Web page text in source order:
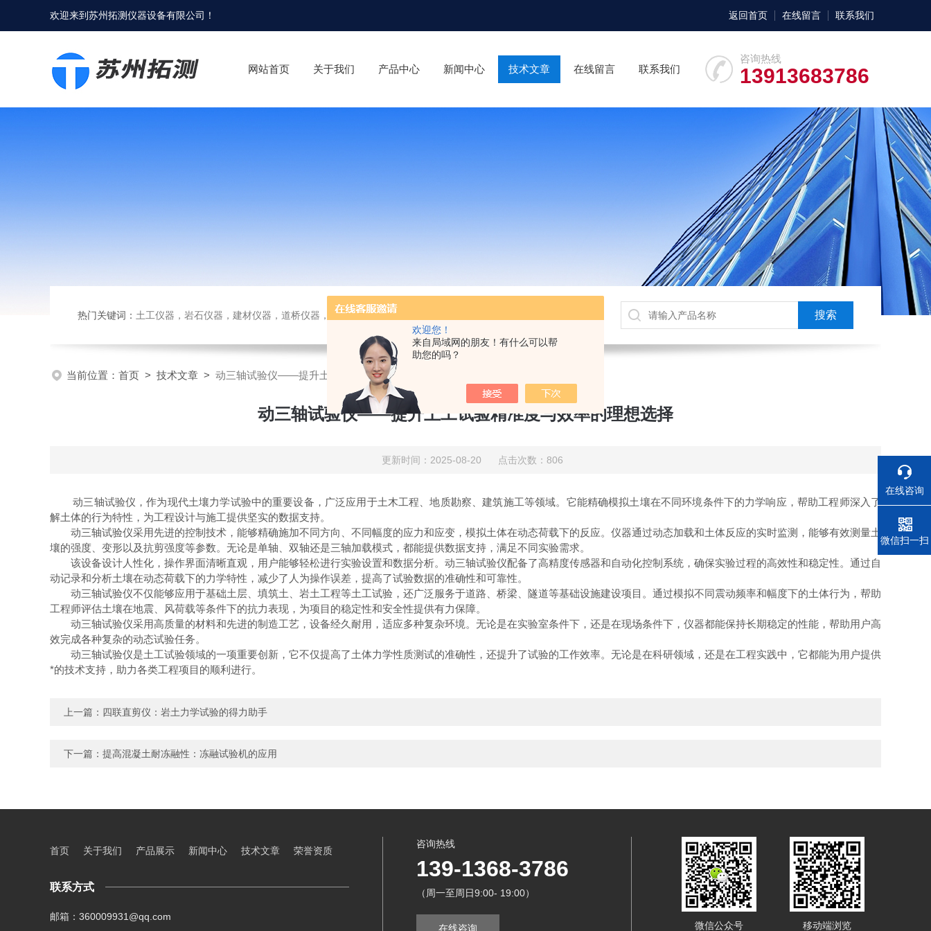
欢迎您！
来自局域网的朋友！有什么可以帮
助您的吗？
欢迎来到苏州拓测仪器设备有限公司 ！ 返回首页 在线留言 联系我们
咨询热线
13913683786
网站首页 关于我们 产品中心 新闻中心 技术文章 在线留言 联系我们
热门关键词： 土工仪器，岩石仪器，建材仪器，道桥仪器，检测仪器，检测仪器，物探仪器，勘察仪器，试验机试验箱，整体方案
当前位置： 首页 > 技术文章 > 动三轴试验仪——提升土工试验精准度与效率的理想选择
动三轴试验仪——提升土工试验精准度与效率的理想选择
更新时间：2025-08-20 点击次数：806
动三轴试验仪，作为现代土壤力学试验中的重要设备，广泛应用于土木工程、地质勘察、建筑施工等领域。它能精确模拟土壤在不同环境条件下的力学响应，帮助工程师深入了
解土体的行为特性，为工程设计与施工提供坚实的数据支持。
动三轴试验仪采用先进的控制技术，能够精确施加不同方向、不同幅度的应力和应变，模拟土体在动态荷载下的反应。仪器通过动态加载和土体反应的实时监测，能够有效测量土
壤的强度、变形以及抗剪强度等参数。无论是单轴、双轴还是三轴加载模式，都能提供数据支持，满足不同实验需求。
该设备设计人性化，操作界面清晰直观，用户能够轻松进行实验设置和数据分析。动三轴试验仪配备了高精度传感器和自动化控制系统，确保实验过程的高效性和稳定性。通过自
动记录和分析土壤在动态荷载下的力学特性，减少了人为操作误差，提高了试验数据的准确性和可靠性。
动三轴试验仪不仅能够应用于基础土层、填筑土、岩土工程等土工试验，还广泛服务于道路、桥梁、隧道等基础设施建设项目。通过模拟不同震动频率和幅度下的土体行为，帮助
工程师评估土壤在地震、风荷载等条件下的抗力表现，为项目的稳定性和安全性提供有力保障。
动三轴试验仪采用高质量的材料和先进的制造工艺，设备经久耐用，适应多种复杂环境。无论是在实验室条件下，还是在现场条件下，仪器都能保持长期稳定的性能，帮助用户高
效完成各种复杂的动态试验任务。
动三轴试验仪是土工试验领域的一项重要创新，它不仅提高了土体力学性质测试的准确性，还提升了试验的工作效率。无论是在科研领域，还是在工程实践中，它都能为用户提供
*的技术支持，助力各类工程项目的顺利进行。
上一篇： 四联直剪仪：岩土力学试验的得力助手
下一篇： 提高混凝土耐冻融性：冻融试验机的应用
首页 关于我们 产品展示 新闻中心 技术文章 荣誉资质
联系方式
邮箱：360009931@qq.com
咨询热线
139-1368-3786
（周一至周日9:00- 19:00）
在线咨询 微信公众号 移动端浏览
在线咨询
电话
微信扫一扫